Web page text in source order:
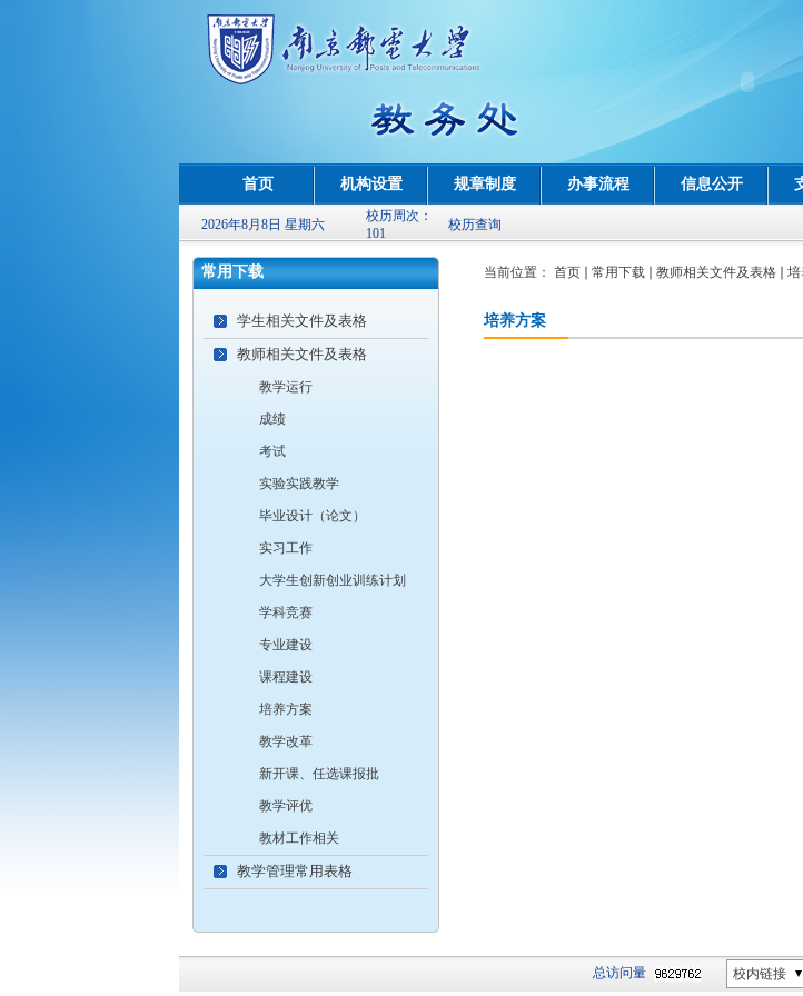
首页 机构设置 规章制度 办事流程 信息公开
2026年8月8日 星期六
校历周次：
101
校历查询
常用下载 当前位置： 首页 常用下载 教师相关文件及表格 培
学生相关文件及表格
教师相关文件及表格
教学运行
成绩
考试
实验实践教学
毕业设计（论文）
实习工作
大学生创新创业训练计划
学科竞赛
专业建设
课程建设
培养方案
教学改革
新开课、任选课报批
教学评优
教材工作相关
教学管理常用表格
培养方案
总访问量 校内链接